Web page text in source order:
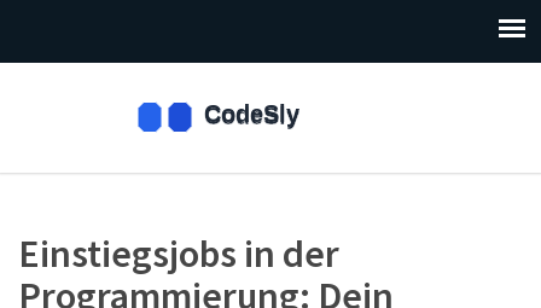
Einstiegsjobs in der
Programmierung: Dein